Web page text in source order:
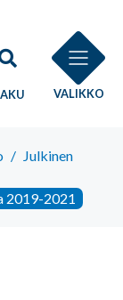
VALIKKO
/ Julkinen
2019-2021